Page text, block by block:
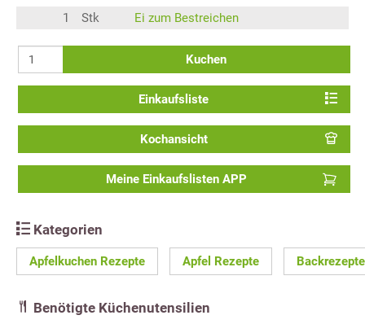
1
Stk Ei zum Bestreichen
Kuchen
Einkaufsliste
Kochansicht
Meine Einkaufslisten APP
Kategorien
Apfelkuchen Rezepte Apfel Rezepte Backrezepte
Benötigte Küchenutensilien